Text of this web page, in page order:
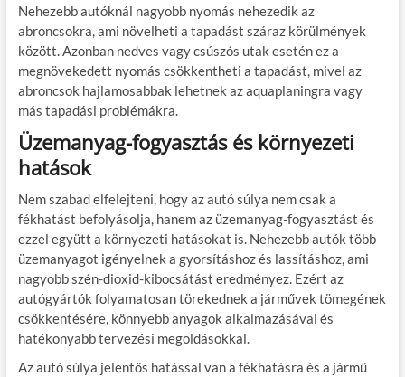
Nehezebb autóknál nagyobb nyomás nehezedik az
abroncsokra, ami növelheti a tapadást száraz körülmények
között. Azonban nedves vagy csúszós utak esetén ez a
megnövekedett nyomás csökkentheti a tapadást, mivel az
abroncsok hajlamosabbak lehetnek az aquaplaningra vagy
más tapadási problémákra.
Üzemanyag-fogyasztás és környezeti
hatások
Nem szabad elfelejteni, hogy az autó súlya nem csak a
fékhatást befolyásolja, hanem az üzemanyag-fogyasztást és
ezzel együtt a környezeti hatásokat is. Nehezebb autók több
üzemanyagot igényelnek a gyorsításhoz és lassításhoz, ami
nagyobb szén-dioxid-kibocsátást eredményez. Ezért az
autógyártók folyamatosan törekednek a járművek tömegének
csökkentésére, könnyebb anyagok alkalmazásával és
hatékonyabb tervezési megoldásokkal.
Az autó súlya jelentős hatással van a fékhatásra és a jármű